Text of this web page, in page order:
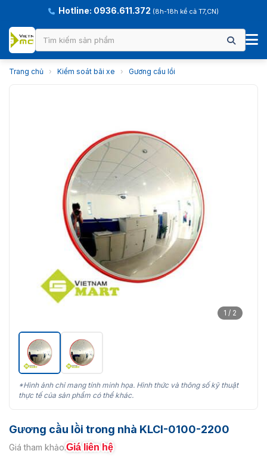
Hotline: 0936.611.372 (8h-18h kể cả T7,CN)
Trang chủ › Kiểm soát bãi xe › Gương cầu lồi
1 / 2
*Hình ảnh chỉ mang tính minh họa. Hình thức và thông số kỹ thuật
thực tế của sản phẩm có thể khác.
Gương cầu lồi trong nhà KLCI-0100-2200
Giá tham khảo:Giá liên hệ